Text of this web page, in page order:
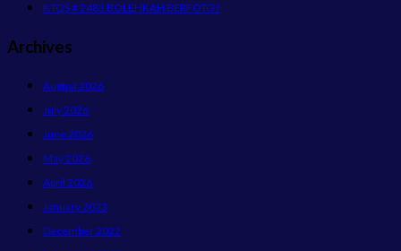
KTQS # 2483 BOLEHKAH BERFOTO?
Archives
August 2026
July 2026
June 2026
May 2026
April 2026
January 2023
December 2022